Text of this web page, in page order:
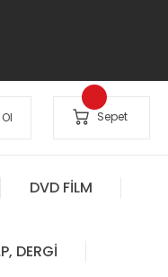
Sepet
DVD FİLM
DERGİ